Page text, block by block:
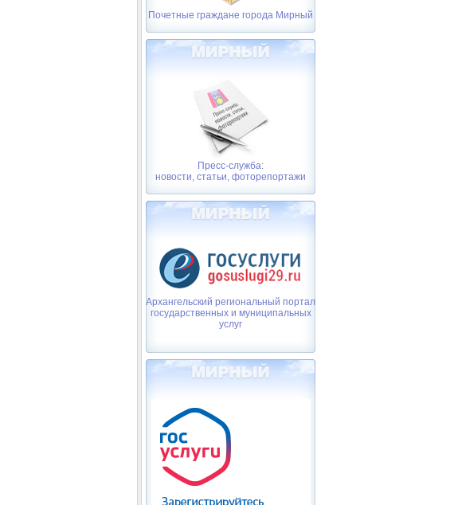
Почетные граждане города Мирный
Пресс-служба:
новости, статьи, фоторепортажи
Архангельский региональный портал
государственных и муниципальных
услуг